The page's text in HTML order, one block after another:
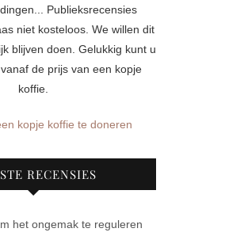
Publieksrecensies
niet kosteloos. We willen dit
blijven doen. Gelukkig kunt u
de prijs van een kopje
koffie.
kopje koffie te doneren
RECENSIES
het ongemak te reguleren